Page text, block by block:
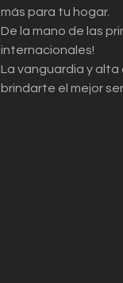
más para tu hogar.
De la mano de las
internacionales!
La vanguardia y
brindarte el mejor